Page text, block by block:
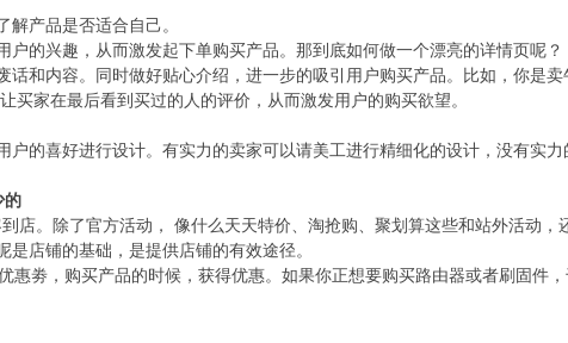
产品是否适合自己。
的兴趣，从而激发起下单购买产品。那到底如何做一个漂亮的详情页呢？
和内容。同时做好贴心介绍，进一步的吸引用户购买产品。比如，你是
家在最后看到买过的人的评价，从而激发用户的购买欲望。
的喜好进行设计。有实力的卖家可以请美工进行精细化的设计，没有实
的
店。除了官方活动， 像什么天天特价、淘抢购、聚划算这些和站外活动，
店铺的基础，是提供店铺的有效途径。
劵，购买产品的时候，获得优惠。如果你正想要购买路由器或者刷固件，